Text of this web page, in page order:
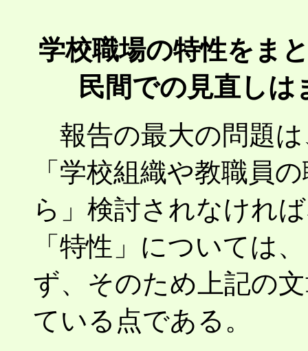
学校職場の特性を
民間での見直し
報告の最大の問題
「学校組織や教職員
ら」検討されなけれ
「特性」については
ず、そのため上記の
ている点である。